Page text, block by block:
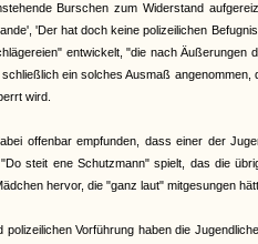
Burschen zum Widerstand
'Der hat doch keine polizeilichen
entwickelt, "die nach Äußerungen
ein solches Ausmaß
wird.
offenbar empfunden, dass einer der
steit ene Schutzmann" spielt, das die
hervor, die "ganz laut" mitgesungen
polizeilichen Vorführung haben die